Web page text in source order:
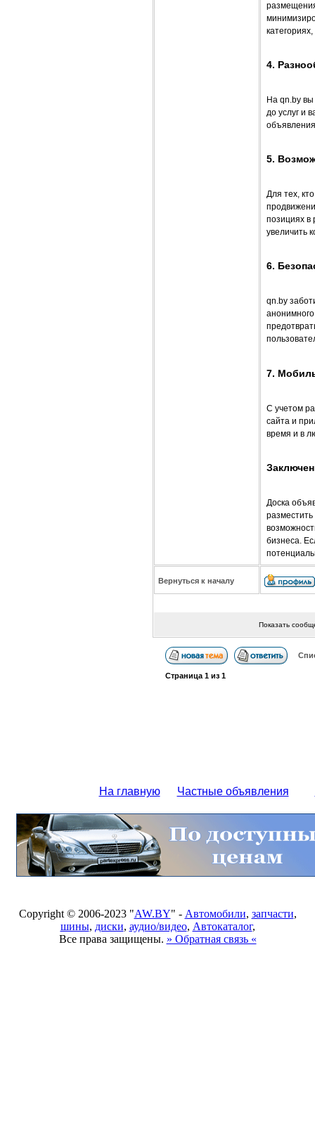
4.
На qn.by
до услуг и
5.
Для тех,
позициях в
увеличить
6.
qn.by
7.
С учетом
сайта и
время и в
Доска
бизнеса.
Вернуться к началу
Показать
Страница 1из 1
На главную Частные объявления
Copyright © 2006-2023 "AW.BY" - Автомобили, запчасти,
шины, диски, аудио/видео, Автокаталог,
Все права защищены. » Обратная связь «